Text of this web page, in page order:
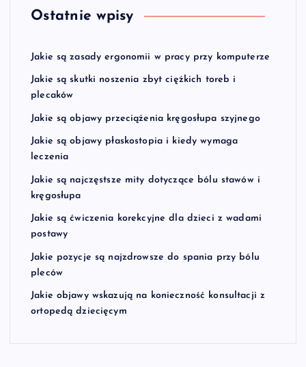
Ostatnie wpisy
Jakie są zasady ergonomii w pracy przy komputerze
Jakie są skutki noszenia zbyt ciężkich toreb i
plecaków
Jakie są objawy przeciążenia kręgosłupa szyjnego
Jakie są objawy płaskostopia i kiedy wymaga
leczenia
Jakie są najczęstsze mity dotyczące bólu stawów i
kręgosłupa
Jakie są ćwiczenia korekcyjne dla dzieci z wadami
postawy
Jakie pozycje są najzdrowsze do spania przy bólu
pleców
Jakie objawy wskazują na konieczność konsultacji z
ortopedą dziecięcym